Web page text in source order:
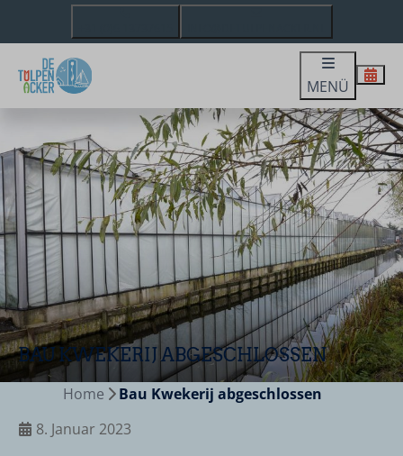
MENÜ
BAU KWEKERIJ ABGESCHLOSSEN
Home
Bau Kwekerij abgeschlossen
8. Januar 2023